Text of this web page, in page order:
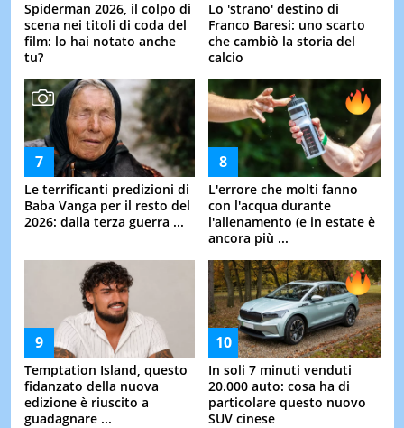
Spiderman 2026, il colpo di
scena nei titoli di coda del
film: lo hai notato anche
tu?
Lo 'strano' destino di
Franco Baresi: uno scarto
che cambiò la storia del
calcio
Le terrificanti predizioni di
Baba Vanga per il resto del
2026: dalla terza guerra ...
L'errore che molti fanno
con l'acqua durante
l'allenamento (e in estate è
ancora più ...
Temptation Island, questo
fidanzato della nuova
edizione è riuscito a
guadagnare ...
In soli 7 minuti venduti
20.000 auto: cosa ha di
particolare questo nuovo
SUV cinese